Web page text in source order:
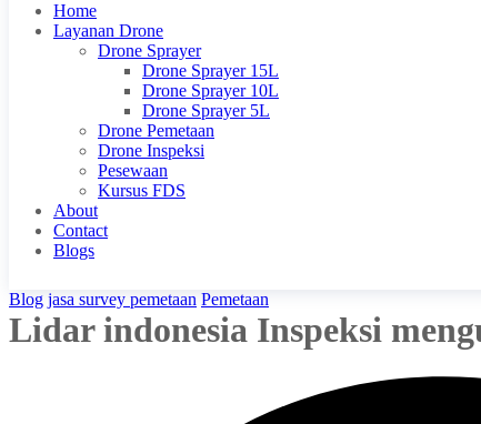
Home
Layanan Drone
Drone Sprayer
Drone Sprayer 15L
Drone Sprayer 10L
Drone Sprayer 5L
Drone Pemetaan
Drone Inspeksi
Pesewaan
Kursus FDS
About
Contact
Blogs
Blog jasa survey pemetaan Pemetaan
Lidar indonesia Inspeksi